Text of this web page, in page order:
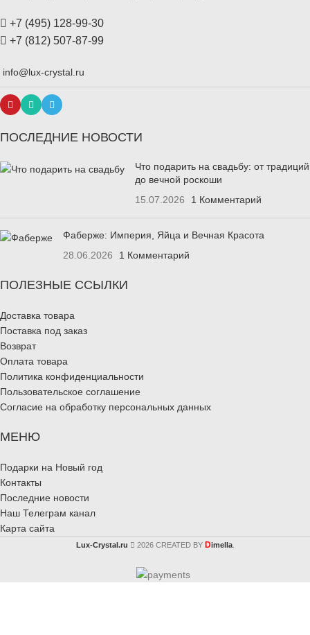
+7 (495) 128-99-30
+7 (812) 507-87-99
info@lux-crystal.ru
ПОСЛЕДНИЕ НОВОСТИ
Что подарить на свадьбу: от традиций
до вечной роскоши
15.07.2026
1 Комментарий
Фаберже: Империя, Яйца и Вечная Красота
28.06.2026
1 Комментарий
ПОЛЕЗНЫЕ ССЫЛКИ
Доставка товара
Поставка под заказ
Возврат
Оплата товара
Политика конфиденциальности
Пользовательское соглашение
Согласие на обработку персональных данных
МЕНЮ
Подарки на Новый год
Контакты
Последние новости
Наш Телеграм канал
Карта сайта
Lux-Crystal.ru 2026 CREATED BY Dimella.